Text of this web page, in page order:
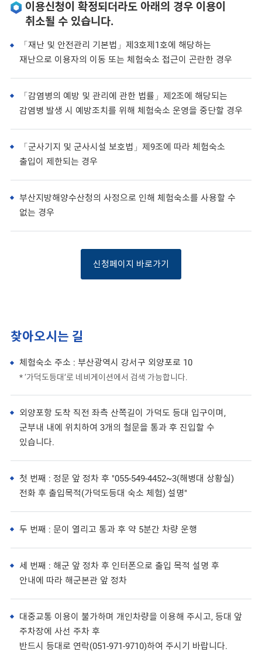
이용신청이 확정되더라도 아래의 경우 이용이
취소될 수 있습니다.
「재난 및 안전관리 기본법」제3호제1호에 해당하는
재난으로 이용자의 이동 또는 체험숙소 접근이 곤란한 경우
「감염병의 예방 및 관리에 관한 법률」제2조에 해당되는
감염병 발생 시 예방조치를 위해 체험숙소 운영을 중단할 경우
「군사기지 및 군사시설 보호법」제9조에 따라 체험숙소
출입이 제한되는 경우
부산지방해양수산청의 사정으로 인해 체험숙소를 사용할 수
없는 경우
신청페이지 바로가기
찾아오시는 길
체험숙소 주소 : 부산광역시 강서구 외양포로 10
* ‘가덕도등대’로 네비게이션에서 검색 가능합니다.
외양포항 도착 직전 좌측 산쪽길이 가덕도 등대 입구이며,
군부내 내에 위치하여 3개의 철문을 통과 후 진입할 수
있습니다.
첫 번째 : 정문 앞 정차 후 "055-549-4452~3(해병대 상황실)
전화 후 출입목적(가덕도등대 숙소 체험) 설명"
두 번째 : 문이 열리고 통과 후 약 5분간 차량 운행
세 번째 : 해군 앞 정차 후 인터폰으로 출입 목적 설명 후
안내에 따라 해군본관 앞 정차
대중교통 이용이 불가하며 개인차량을 이용해 주시고, 등대 앞
주차장에 사선 주차 후
반드시 등대로 연락(051-971-9710)하여 주시기 바랍니다.